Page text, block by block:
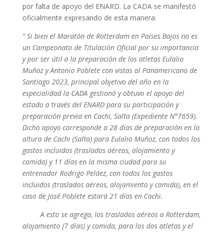
por falta de apoyo del ENARD. La CADA se manifestó
oficialmente expresando de esta manera:
“ Si bien el Maratón de Rotterdam en Países Bajos no es
un Campeonato de Titulación Oficial por su importancia
y por ser útil a la preparación de los atletas Eulalio
Muñoz y Antonio Poblete con vistas al Panamericano de
Santiago 2023, principal objetivo del año en la
especialidad la CADA gestionó y obtuvo el apoyo del
estado a través del ENARD para su participación y
preparación previa en Cachi, Salta (Expediente N°7659).
Dicho apoyo corresponde a 28 días de preparación en la
altura de Cachi (Salta) para Eulalio Muñoz, con todos los
gastos incluidos (traslados aéreos, alojamiento y
comida) y 11 días en la misma ciudad para su
entrenador Rodrigo Peláez, con todos los gastos
incluidos (traslados aéreos, alojamiento y comida), en el
caso de José Poblete estará 21 días en Cachi.
A esto se agrega, los traslados aéreos a Rotterdam,
alojamiento (7 días) y comida, para los dos atletas y el